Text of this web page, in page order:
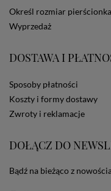
dotyczących
użytkownika. Jeżeli
ustawienia swojej
Określ rozmiar pierścionka
Wyprzedaż
DOSTAWA I
Sposoby płatności
Koszty i formy dostawy
Zwroty i reklamacje
DOŁĄCZ DO
Bądź na bieżąco z